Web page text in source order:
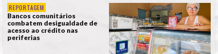
REPORTAGEM
Bancos comunitários
combatem desigualdade de
acesso ao crédito nas
periferias